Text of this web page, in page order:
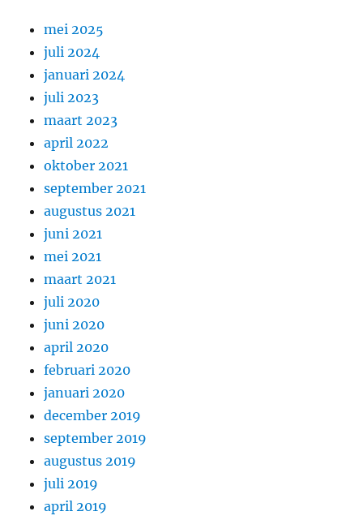
mei 2025
juli 2024
januari 2024
juli 2023
maart 2023
april 2022
oktober 2021
september 2021
augustus 2021
juni 2021
mei 2021
maart 2021
juli 2020
juni 2020
april 2020
februari 2020
januari 2020
december 2019
september 2019
augustus 2019
juli 2019
april 2019